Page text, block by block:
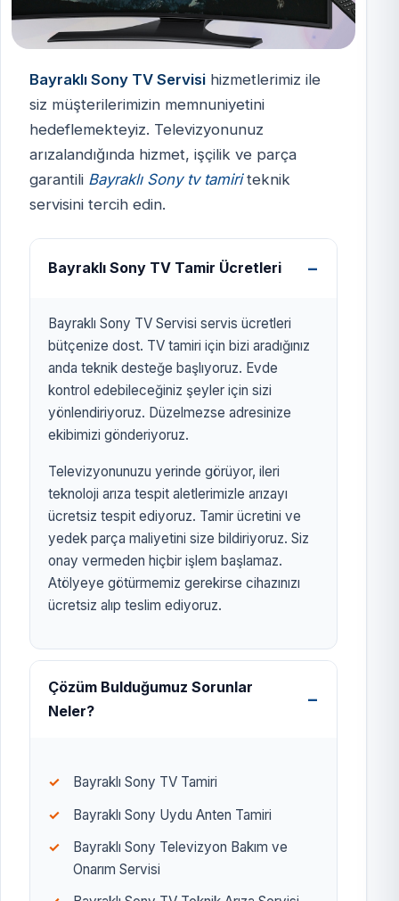
BAYRAKLI SONY TV
SERVİSİ
izmirtelevizyon.com.tr
Bayraklı Sony TV Servisi hizmetlerimiz ile
siz müşterilerimizin memnuniyetini
hedeflemekteyiz. Televizyonunuz
arızalandığında hizmet, işçilik ve parça
garantili Bayraklı Sony tv tamiriteknik
servisini tercih edin.
Bayraklı Sony TV Tamir Ücretleri
Bayraklı Sony TV Servisi servis ücretleri
bütçenize dost. TV tamiri için bizi aradığınız
anda teknik desteğe başlıyoruz. Evde
kontrol edebileceğiniz şeyler için sizi
yönlendiriyoruz. Düzelmezse adresinize
ekibimizi gönderiyoruz.
Televizyonunuzu yerinde görüyor, ileri
teknoloji arıza tespit aletlerimizle arızayı
ücretsiz tespit ediyoruz. Tamir ücretini ve
yedek parça maliyetini size bildiriyoruz. Siz
onay vermeden hiçbir işlem başlamaz.
Atölyeye götürmemiz gerekirse cihazınızı
ücretsiz alıp teslim ediyoruz.
Çözüm Bulduğumuz Sorunlar
Neler?
Bayraklı Sony TV Tamiri
Bayraklı Sony Uydu Anten Tamiri
Bayraklı Sony Televizyon Bakım ve
Onarım Servisi